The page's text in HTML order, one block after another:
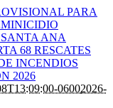
PARA
ANA
68 RESCATES
INCENDIOS
2026
06002026-